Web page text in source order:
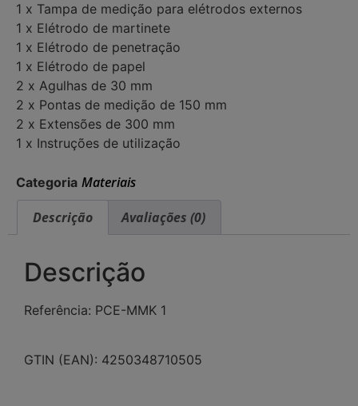
1 x Tampa de medição para elétrodos externos
1 x Elétrodo de martinete
1 x Elétrodo de penetração
1 x Elétrodo de papel
2 x Agulhas de 30 mm
2 x Pontas de medição de 150 mm
2 x Extensões de 300 mm
1 x Instruções de utilização
Categoria Materiais
Descrição
Avaliações (0)
Descrição
Referência: PCE-MMK 1
GTIN (EAN): 4250348710505